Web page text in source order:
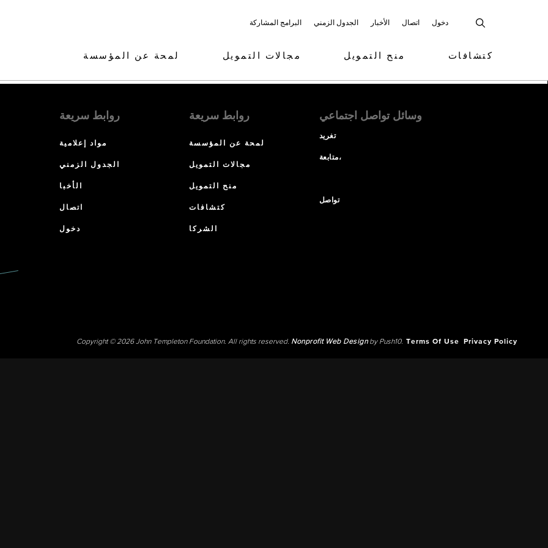
البرامج المشاركة الجدول الزمني الأخبار اتصال دخول
لمحة عن المؤسسة مجالات التمويل منح التمويل كتشافات
روابط سريعة
مواد إعلامية
الجدول الزمني
الأخبا
اتصال
دخول
روابط سريعة
لمحة عن المؤسسة
مجالات التمويل
منح التمويل
كتشافات
الشركا
وسائل تواصل اجتماعي
تغريد
متابعة،
تواصل
Copyright © 2026 John Templeton Foundation. All rights reserved. Nonprofit Web Designby Push10. Terms Of Use Privacy Policy